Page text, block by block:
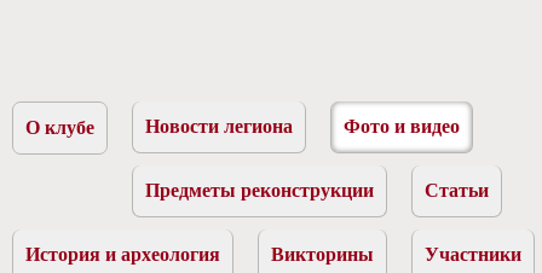
О клубе Новости легиона Фото и видео
Предметы реконструкции Статьи
История и археология Викторины Участники